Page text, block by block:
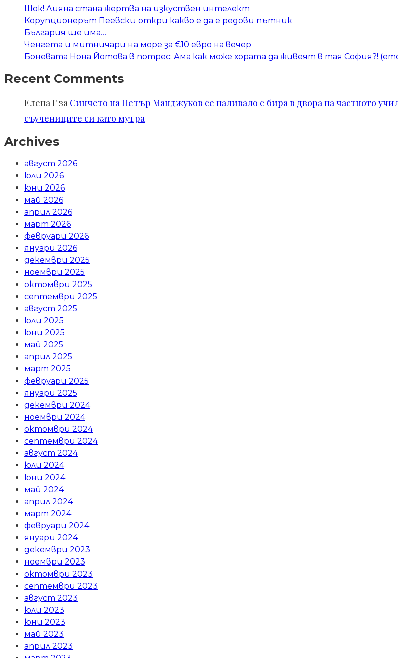
Шок! Лияна стана жертва на изкуствен интелект
Корупционерът Пеевски откри какво е да е редови пътник
България ще има…
Ченгета и митничари на море за €10 евро на вечер
Боневата Нона Йотова в потрес: Ама как може хората да живеят в тая София?!
Recent Comments
Елена Г за Синчето на Петър Манджуков се наливало с бира в двора на частното
съучениците си като мутра
Archives
август 2026
юли 2026
юни 2026
май 2026
април 2026
март 2026
февруари 2026
януари 2026
декември 2025
ноември 2025
октомври 2025
септември 2025
август 2025
юли 2025
юни 2025
май 2025
април 2025
март 2025
февруари 2025
януари 2025
декември 2024
ноември 2024
октомври 2024
септември 2024
август 2024
юли 2024
юни 2024
май 2024
април 2024
март 2024
февруари 2024
януари 2024
декември 2023
ноември 2023
октомври 2023
септември 2023
август 2023
юли 2023
юни 2023
май 2023
април 2023